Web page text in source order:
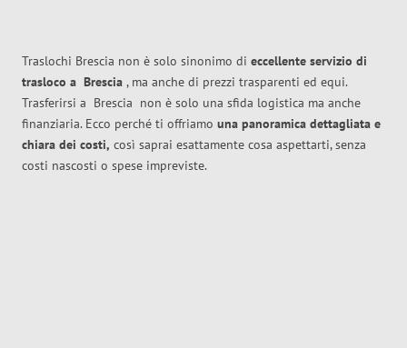
Traslochi Brescia non è solo sinonimo di eccellente servizio di
trasloco a Brescia , ma anche di prezzi trasparenti ed equi.
Trasferirsi a Brescia non è solo una sfida logistica ma anche
finanziaria. Ecco perché ti offriamo una panoramica dettagliata e
chiara dei costi, così saprai esattamente cosa aspettarti, senza
costi nascosti o spese impreviste.